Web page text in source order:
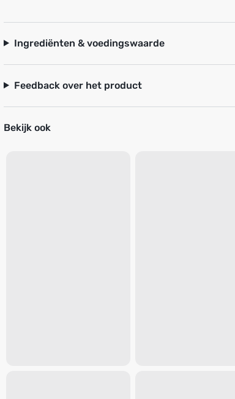
Ingrediënten & voedingswaarde
Feedback over het product
Bekijk ook